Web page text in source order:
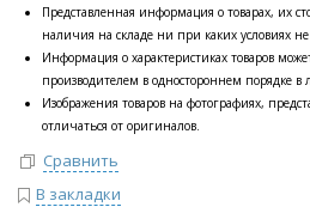
Представленная информация о товарах, их
наличия на складе ни при каких условиях
Информация о характеристиках товаров
производителем в одностороннем порядке в
Изображения товаров на фотографиях,
отличаться от оригиналов.
Сравнить
В закладки